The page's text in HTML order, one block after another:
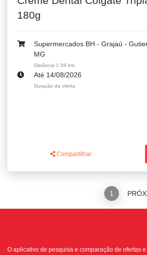
180g
Supermercados BH - Grajaú -
MG
Distância 1.58 km
Até 14/08/2026
Duração da oferta
Compartilhar
1
O aplicativo de pesquisa e comparação de ofertas